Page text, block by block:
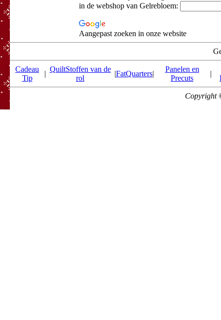
in de webshop van Gelrebloem:
Aangepast zoeken in onze website
Cadeau
Tip
|
QuiltStoffen van de
rol
|FatQuarters|
Panelen en
Precuts
|
Copyright